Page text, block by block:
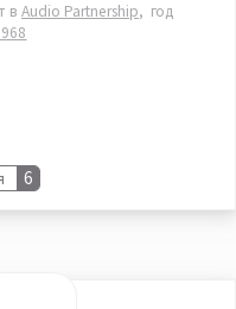
в Audio Partnership
год
6